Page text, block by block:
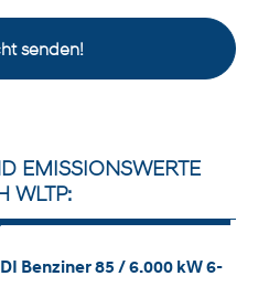
senden!
EMISSIONSWERTE
WLTP:
Benziner 85 / 6.000 kW 6-